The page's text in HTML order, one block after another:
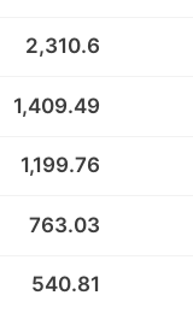
2,310.6
1,409.49
1,199.76
763.03
540.81